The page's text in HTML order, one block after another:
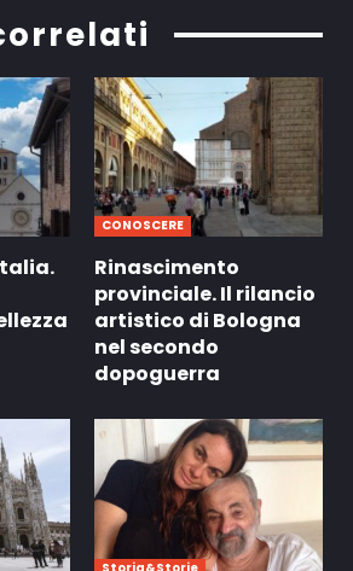
CONOSCERE
Rinascimento
provinciale. Il rilancio
artistico di Bologna
nel secondo
dopoguerra